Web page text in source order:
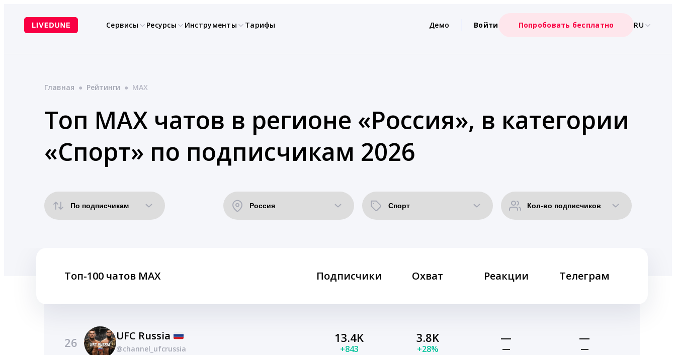
содержимому
Сервисы Ресурсы Инструменты Тарифы Демо Войти Попробовать бесплатно RU
Главная ● Рейтинги ● MAX
Топ MAX чатов в регионе «Россия», в категории
«Спорт» по подписчикам 2026
Топ-100 чатов MAX Подписчики Охват Реакции Телеграм
26 UFC Russia
@channel_ufcrussia
13.4K
+843
3.8K
+28%
—
—
—
—